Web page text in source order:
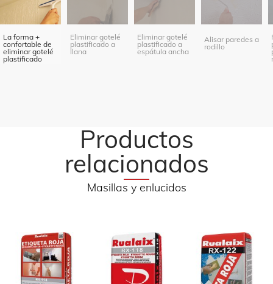
Productos
relacionados
Masillas y enlucidos
La forma +
confortable de
eliminar gotelé
plastificado
Eliminar gotelé
plastificado a
llana
Eliminar gotelé
plastificado a
espátula ancha
Alisar paredes a
rodillo